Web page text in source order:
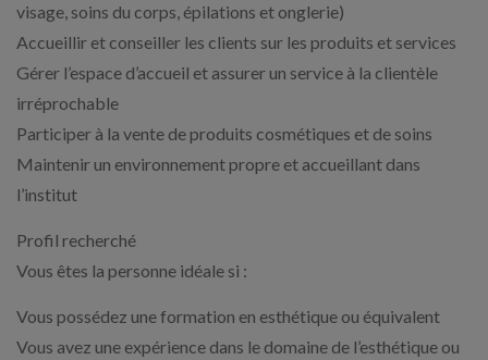
visage, soins du corps, épilations et onglerie)
Accueillir et conseiller les clients sur les produits et services
Gérer l’espace d’accueil et assurer un service à la clientèle
irréprochable
Participer à la vente de produits cosmétiques et de soins
Maintenir un environnement propre et accueillant dans
l’institut
Profil recherché
Vous êtes la personne idéale si :
Vous possédez une formation en esthétique ou équivalent
Vous avez une expérience dans le domaine de l’esthétique ou